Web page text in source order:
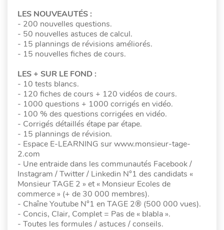
LES NOUVEAUTÉS :
- 200 nouvelles questions.
- 50 nouvelles astuces de calcul.
- 15 plannings de révisions améliorés.
- 15 nouvelles fiches de cours.
LES + SUR LE FOND :
- 10 tests blancs.
- 120 fiches de cours + 120 vidéos de cours.
- 1000 questions + 1000 corrigés en vidéo.
- 100 % des questions corrigées en vidéo.
- Corrigés détaillés étape par étape.
- 15 plannings de révision.
- Espace E-LEARNING sur www.monsieur-tage-
2.com
- Une entraide dans les communautés Facebook /
Instagram / Twitter / Linkedin N°1 des candidats «
Monsieur TAGE 2 » et « Monsieur Ecoles de
commerce » (+ de 30 000 membres).
- Chaîne Youtube N°1 en TAGE 2® (500 000 vues).
- Concis, Clair, Complet = Pas de « blabla ».
- Toutes les formules / astuces / conseils.